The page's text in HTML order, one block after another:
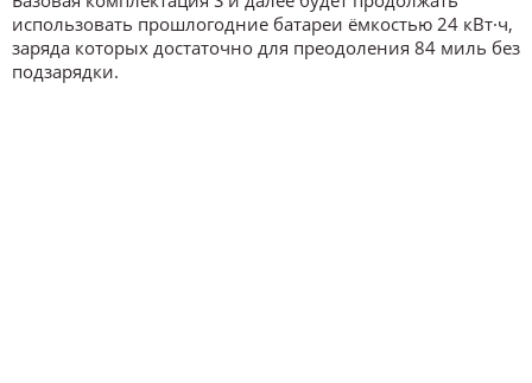
использовать прошлогодние батареи ёмкостью 24 кВт·ч,
заряда которых достаточно для преодоления 84 миль без
подзарядки.